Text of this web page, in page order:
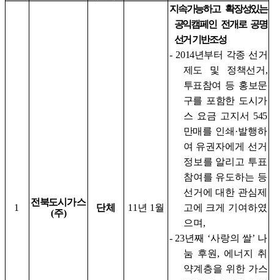
1
전북도시 가스
(주)
단체 11 년 1 월
지속가능하고 확장성있는
공익캠페인 전개로 공명
선거 기반조성
- 2014년부터 각종 선거
제도 및 정책선거 ,
투표참여 등 홍보문
구를 포함한 도시가
스 요금 고지서 545
만매를 인쇄 ·발행하
여 유권자에게 선거
정보를 알리고 투표
참여를 유도하는 등
선거에 대한 관심제
고에 크게 기여하였
으며 ,
- 23년째 ‘사랑의 쌀’ 나
눔 후원 , 에너지 취
약계층을 위한 가스